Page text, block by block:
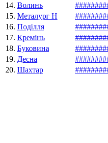
14. Волинь ########
15. Металург Н ########
16. Поділля ########
17. Кремінь ########
18. Буковина ########
19. Десна ########
20. Шахтар ########